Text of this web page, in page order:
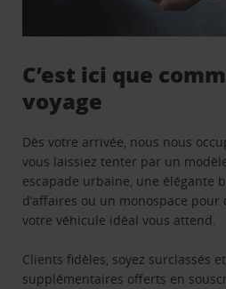
C’est ici que
voyage
Dès votre arrivée, nous nous
vous laissiez tenter par un
escapade urbaine, une élégante
d’affaires ou un monospace
votre véhicule idéal vous attend.
Clients fidèles, soyez surclassés
supplémentaires offerts en